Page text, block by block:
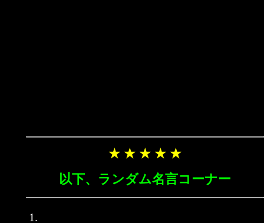
★ ★ ★ ★ ★
以下、ランダム名言コーナー
1.